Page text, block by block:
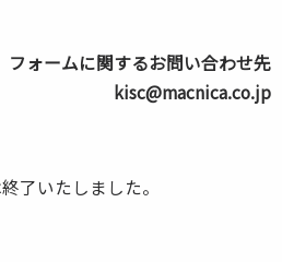
フォームに関するお問い合わせ先
kisc@macnica.co.jp
了いたしました。